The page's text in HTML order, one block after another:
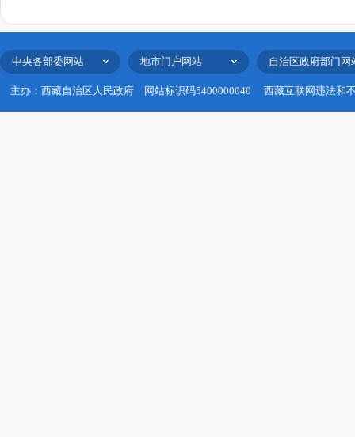
中央各部委网站 地市门户网站 自治区政府部门网
主办：西藏自治区人民政府 网站标识码5400000040 西藏互联网违法和